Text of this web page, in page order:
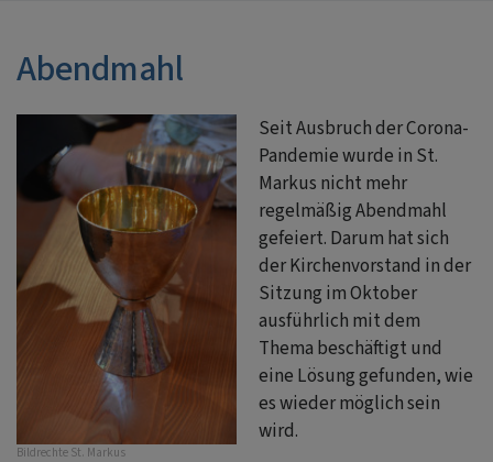
Abendmahl
Bildrechte St. Markus
Seit Ausbruch der Corona-
Pandemie wurde in St.
Markus nicht mehr
regelmäßig Abendmahl
gefeiert. Darum hat sich
der Kirchenvorstand in der
Sitzung im Oktober
ausführlich mit dem
Thema beschäftigt und
eine Lösung gefunden, wie
es wieder möglich sein
wird.